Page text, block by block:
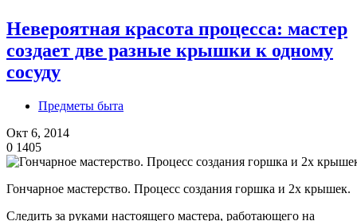
Невероятная красота процесса: мастер
создает две разные крышки к одному
сосуду
Предметы быта
Окт 6, 2014
0 1405
Гончарное мастерство. Процесс создания горшка и 2х крышек.
Следить за руками настоящего мастера, работающего на